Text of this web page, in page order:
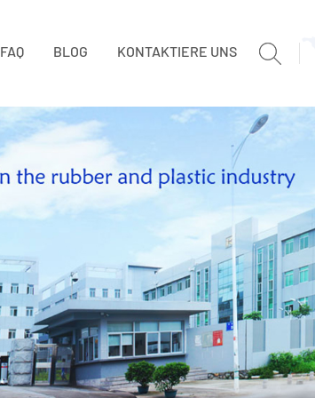
FAQ BLOG KONTAKTIERE UNS